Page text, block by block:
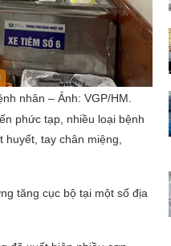
nhân – Ảnh: VGP/HM.
phức tạp, nhiều loại bệnh
huyết, tay chân miệng,
tăng cục bộ tại một số địa